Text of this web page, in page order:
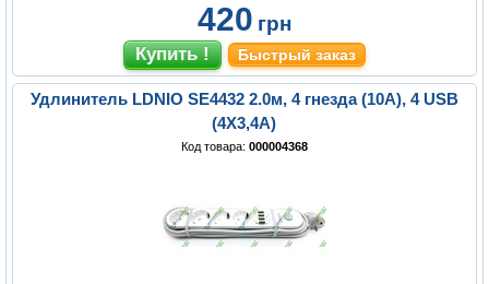
420 грн
Быстрый заказ
Удлинитель LDNIO SE4432 2.0м, 4 гнезда (10А), 4 USB
(4Х3,4А)
Код товара: 000004368